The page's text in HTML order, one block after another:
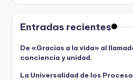
Entradas recientes
De «Gracias a la vida» al
conciencia y unidad.
La Universalidad de los